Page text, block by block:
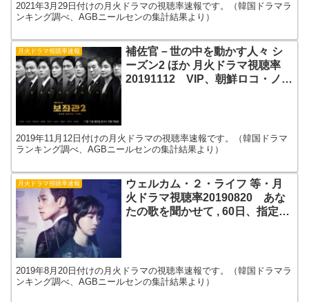
2021年3月29日付けの月火ドラマの視聴率速報です。（韓国ドラマラ
ンキング調べ、AGBニールセンの集計結果より）
月火ドラマ視聴率速報
補佐官－世の中を動かす人々 シ
ーズン2 ほか 月火ドラマ視聴率
20191112 VIP、朝鮮ロコ・ノク
2019年11月12日付けの月火ドラマの視聴率速報です。（韓国ドラマ
ランキング調べ、AGBニールセンの集計結果より）
月火ドラマ視聴率速報
ウェルカム・２・ライフ 等・月
火ドラマ視聴率20190820 あな
たの歌を聞かせて , 60日、指定生
2019年8月20日付けの月火ドラマの視聴率速報です。（韓国ドラマラ
ンキング調べ、AGBニールセンの集計結果より）